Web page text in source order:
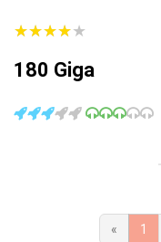
★★★★★
★★★★★
180 Giga
« 1